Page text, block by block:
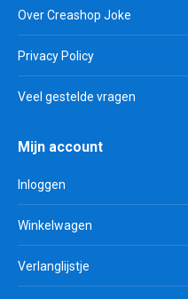
Over Creashop Joke
Privacy Policy
Veel gestelde vragen
Mijn account
Inloggen
Winkelwagen
Verlanglijstje